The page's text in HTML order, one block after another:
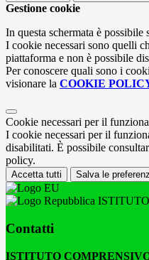
Gestione cookie
In questa schermata è
I cookie necessari sono quelli
piattaforma e non è possibile
Per conoscere quali sono i
visionare la COOKIE
Cookie necessari per il
I cookie necessari per il
disabilitati. È possibile
policy.
Accetta tutti Salva le
Contatti
ISTITUTO